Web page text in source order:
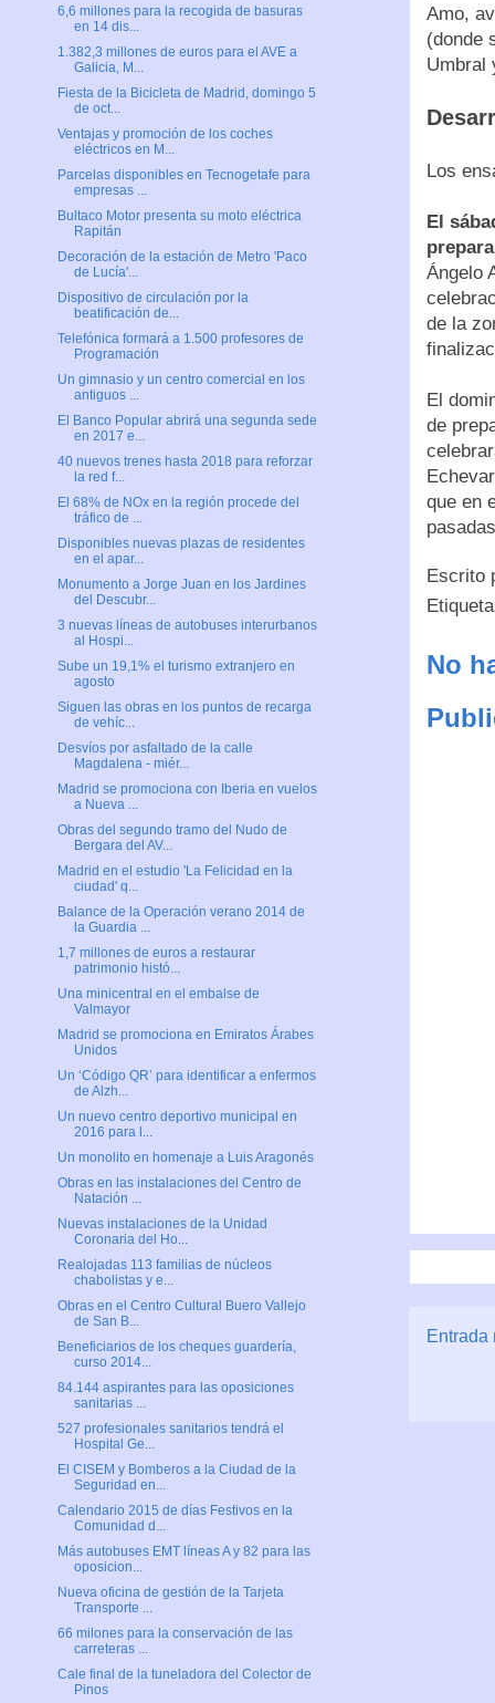
Amo,
(donde
Umbral
Los
El
Ángelo
de la
El
de
que en
Escrito
No
Entrada
6,6 millones para la recogida de basuras
en 14 dis...
1.382,3 millones de euros para el AVE a
Galicia, M...
Fiesta de la Bicicleta de Madrid, domingo 5
de oct...
Ventajas y promoción de los coches
eléctricos en M...
Parcelas disponibles en Tecnogetafe para
empresas ...
Bultaco Motor presenta su moto eléctrica
Rapitán
Decoración de la estación de Metro 'Paco
de Lucía'...
Dispositivo de circulación por la
beatificación de...
Telefónica formará a 1.500 profesores de
Programación
Un gimnasio y un centro comercial en los
antiguos ...
El Banco Popular abrirá una segunda sede
en 2017 e...
40 nuevos trenes hasta 2018 para reforzar
la red f...
El 68% de NOx en la región procede del
tráfico de ...
Disponibles nuevas plazas de residentes
en el apar...
Monumento a Jorge Juan en los Jardines
del Descubr...
3 nuevas líneas de autobuses interurbanos
al Hospi...
Sube un 19,1% el turismo extranjero en
agosto
Siguen las obras en los puntos de recarga
de vehíc...
Desvíos por asfaltado de la calle
Magdalena - miér...
Madrid se promociona con Iberia en vuelos
a Nueva ...
Obras del segundo tramo del Nudo de
Bergara del AV...
Madrid en el estudio 'La Felicidad en la
ciudad' q...
Balance de la Operación verano 2014 de
la Guardia ...
1,7 millones de euros a restaurar
patrimonio histó...
Una minicentral en el embalse de
Valmayor
Madrid se promociona en Emiratos Árabes
Unidos
Un ‘Código QR’ para identificar a enfermos
de Alzh...
Un nuevo centro deportivo municipal en
2016 para l...
Un monolito en homenaje a Luis Aragonés
Obras en las instalaciones del Centro de
Natación ...
Nuevas instalaciones de la Unidad
Coronaria del Ho...
Realojadas 113 familias de núcleos
chabolistas y e...
Obras en el Centro Cultural Buero Vallejo
de San B...
Beneficiarios de los cheques guardería,
curso 2014...
84.144 aspirantes para las oposiciones
sanitarias ...
527 profesionales sanitarios tendrá el
Hospital Ge...
El CISEM y Bomberos a la Ciudad de la
Seguridad en...
Calendario 2015 de días Festivos en la
Comunidad d...
Más autobuses EMT líneas A y 82 para las
oposicion...
Nueva oficina de gestión de la Tarjeta
Transporte ...
66 milones para la conservación de las
carreteras ...
Cale final de la tuneladora del Colector de
Pinos